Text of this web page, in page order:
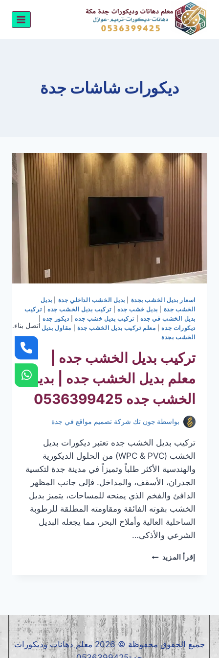
التجاوز
المحتوى
ديكورات شاشات جدة
اسعار بديل الخشب بجدة بديل الخشب الداخلي جدة
بديل
الخشب جدة
بديل خشب جده |تركيب بديل الخشب جده |تركيب
بديل الخشب في جده
تركيب بديل خشب جده| ديكور جده|
ديكورات جده| معلم تركيب بديل الخشب جدة
مقاول بديل
الخشب بجدة
تركيب بديل الخشب جده |
معلم بديل الخشب جده | بديل
الخشب جده 0536399425
بواسطة جون تك شركة تصميم مواقع في جدة
تركيب بديل الخشب جده تعتبر ديكورات بديل
الخشب (WPC & PVC) من الحلول الديكورية
والهندسية الأكثر طلباً وتميزاً في مدينة جدة لتكسية
الجدران، الأسقف، والمداخل. فإلى جانب المظهر
الدافئ والفخم الذي يمنحه للمساحات، يتميز بديل
الخشب بقوته الفائقة ومقاومته المطلقة للرطوبة
الساحلية العالية وأملاح البحر، مما يجعله البديل
الشرعي والأذكى…
إقرأ المزيد تركيب
بديل
الخشب
جده
|
جميع الحقوق محفوظة © 2026 معلم دهانات وديكورات
اتصل بناء.